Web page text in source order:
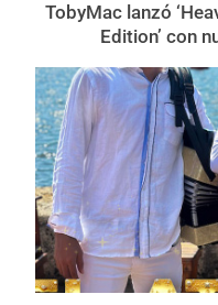
TobyMac lanzó
Edition’ con